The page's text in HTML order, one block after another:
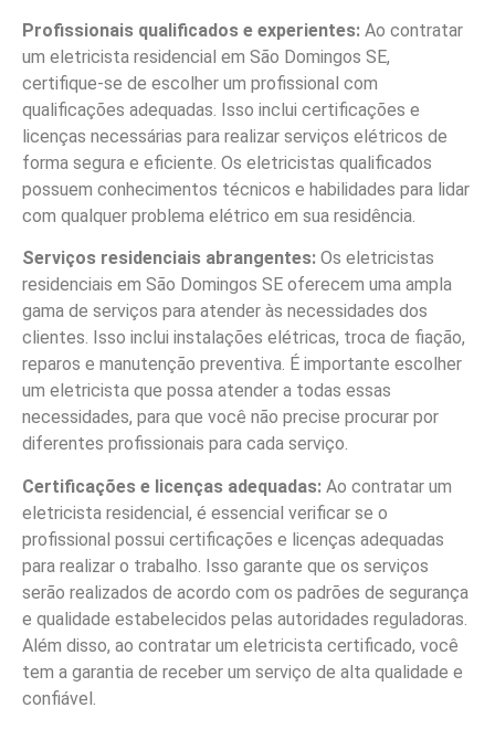
Profissionais qualificados e experientes: Ao contratar
um eletricista residencial em São Domingos SE,
certifique-se de escolher um profissional com
qualificações adequadas. Isso inclui certificações e
licenças necessárias para realizar serviços elétricos de
forma segura e eficiente. Os eletricistas qualificados
possuem conhecimentos técnicos e habilidades para lidar
com qualquer problema elétrico em sua residência.
Serviços residenciais abrangentes: Os eletricistas
residenciais em São Domingos SE oferecem uma ampla
gama de serviços para atender às necessidades dos
clientes. Isso inclui instalações elétricas, troca de fiação,
reparos e manutenção preventiva. É importante escolher
um eletricista que possa atender a todas essas
necessidades, para que você não precise procurar por
diferentes profissionais para cada serviço.
Certificações e licenças adequadas: Ao contratar um
eletricista residencial, é essencial verificar se o
profissional possui certificações e licenças adequadas
para realizar o trabalho. Isso garante que os serviços
serão realizados de acordo com os padrões de segurança
e qualidade estabelecidos pelas autoridades reguladoras.
Além disso, ao contratar um eletricista certificado, você
tem a garantia de receber um serviço de alta qualidade e
confiável.